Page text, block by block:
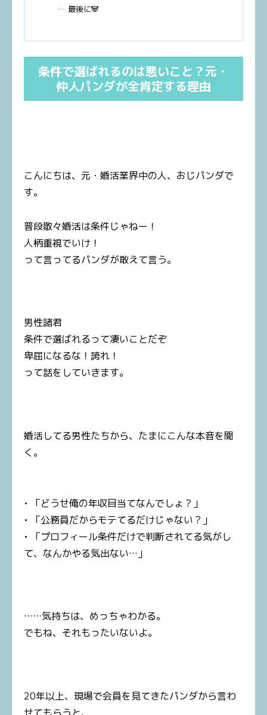
最後に🐼
条件で選ばれるのは悪いこと？元・
仲人パンダが全肯定する理由
こんにちは、元・婚活業界中の人、おじパンダで
す。
普段散々婚活は条件じゃねー！
人柄重視でいけ！
って言ってるパンダが敢えて言う。
男性諸君
条件で選ばれるって凄いことだぞ
卑屈になるな！誇れ！
って話をしていきます。
婚活してる男性たちから、たまにこんな本音を聞
く。
• 「どうせ俺の年収目当てなんでしょ？」
• 「公務員だからモテてるだけじゃない？」
• 「プロフィール条件だけで判断されてる気がし
て、なんかやる気出ない…」
……気持ちは、めっちゃわかる。
でもね、それもったいないよ。
20年以上、現場で会員を見てきたパンダから言わ